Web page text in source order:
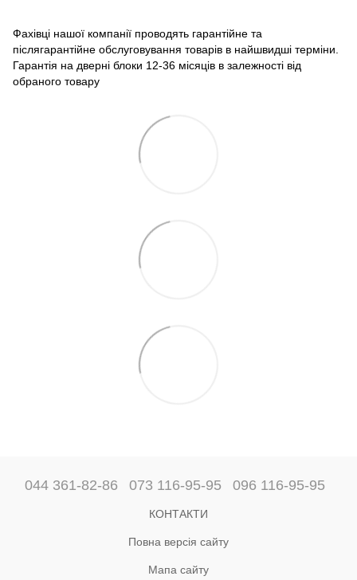
Фахівці нашої компанії проводять гарантійне та
післягарантійне обслуговування товарів в найшвидші терміни.
Гарантія на дверні блоки 12-36 місяців в залежності від
обраного товару
044 361-82-86 073 116-95-95 096 116-95-95
КОНТАКТИ
Повна версія сайту
Мапа сайту